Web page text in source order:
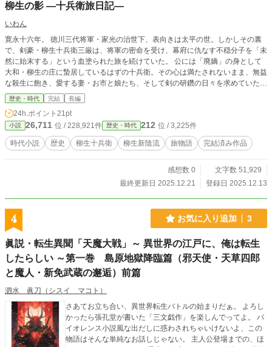
柳生の影 ―十兵衛旅日記―
いわん
寛永十六年。 徳川三代将軍・家光の治世下、表向きは太平の世。しかしその裏
で、剣豪・柳生十兵衛三厳は、将軍の密命を受け、幕府に仇なす不穏分子を「未
然に始末する」という血塗られた旅を続けていた。 公には「廃嫡」の身として
大和・柳生の庄に蟄居しているはずの十兵衛。その心は満たされないまま、無益
な殺生に飽き、愛する妻・お市と娘たち、そして剣の研鑽の日々を求めていた。
彼は「天下の剣豪」としての宿命と「一人の父」としての願いの間で激しく揺れ
動く。 そんな十兵衛を、彼の家、柳生の庄の山門前で待ち伏せていたのは、年
端もいかぬ、幼い娘の刺客「お菊」だった。 命を賭して襲いかかってきたお菊
を、十兵衛はあえて峰打ちで昏倒させる。そして、自害すら厭わないお菊の悲痛
な事情を察し、彼女の命と家族の安全を守るため、「必ず助けに戻る」という
「約束」を交わす。 約束を果たすため、十兵衛は単身、黒幕を探る旅に出る。
の両勢力。しかも彼らは十兵衛を「裏柳生頭領」と誤認し、討とうとしていた。
なぜ、忍びの二大勢力が手を結び、将軍家指南役の家に伝わる「裏」の組織に十
を通じ、十兵衛は陰謀の影の深さに直面する。やがて彼は、自身を襲う謀略が、
柳生家の根幹を揺るがすほどの巨大な渦であることを悟る。 「真実」と「約
足を踏み入れる――。 全18章。12/21、完結しました。 追加情報）本作のスピ
ンオフを書きましたよ。よかったら読んでね！ 柳生十兵衛の妻 ―お市の物語―
（全8話） https://www.alphapolis.co.jp/novel/530697020/377018466 最後の大
太刀 ―柳生左門友矩―（全12話） https://www.alphapolis.co.jp/novel/53069702
0/836021148
歴史・時代 完結 長編
24h.ポイント 21pt
小説 26,711 位 / 228,921件 歴史・時代 212 位 / 3,225件
時代小説 歴史 柳生十兵衛 柳生新陰流 旅物語 完結済み作品
感想数 0
文字数 51,929
最終更新日 2025.12.21
登録日 2025.12.13
4 お気に入り追加 3
眞説・転生異聞「天魔大戦」～ 異世界の江戸に、俺は転生
したらしい ～第一巻 島原地獄降臨篇（邪天使・天草四郎
と魔人・新免武蔵の邂逅）前篇
泗水 眞刀（シスイ マコト）
さあてお立ち合い、異世界転生バトルの始まりだぁ。 よろし
かったら張孔堂が書いた「三文戯作」を楽しんでってよ。 バ
イオレンス小説風な出だしに惑わされちゃいけないよ、この
物語はそんな単純なお話しじゃない。 主人公登場までの、ほ